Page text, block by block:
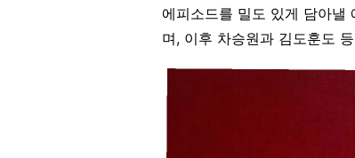
에피소드를 밀도 있게 담아낼
며, 이후 차승원과 김도훈도